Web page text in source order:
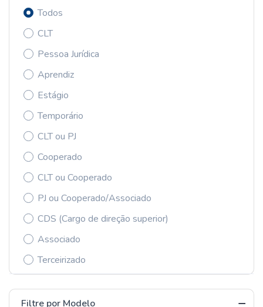
Todos
CLT
Pessoa Jurídica
Aprendiz
Estágio
Temporário
CLT ou PJ
Cooperado
CLT ou Cooperado
PJ ou Cooperado/Associado
CDS (Cargo de direção superior)
Associado
Terceirizado
Filtre por Modelo